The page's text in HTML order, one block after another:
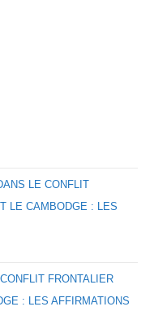
LE CONFLIT
LE CAMBODGE : LES
FRONTALIER
: LES AFFIRMATIONS